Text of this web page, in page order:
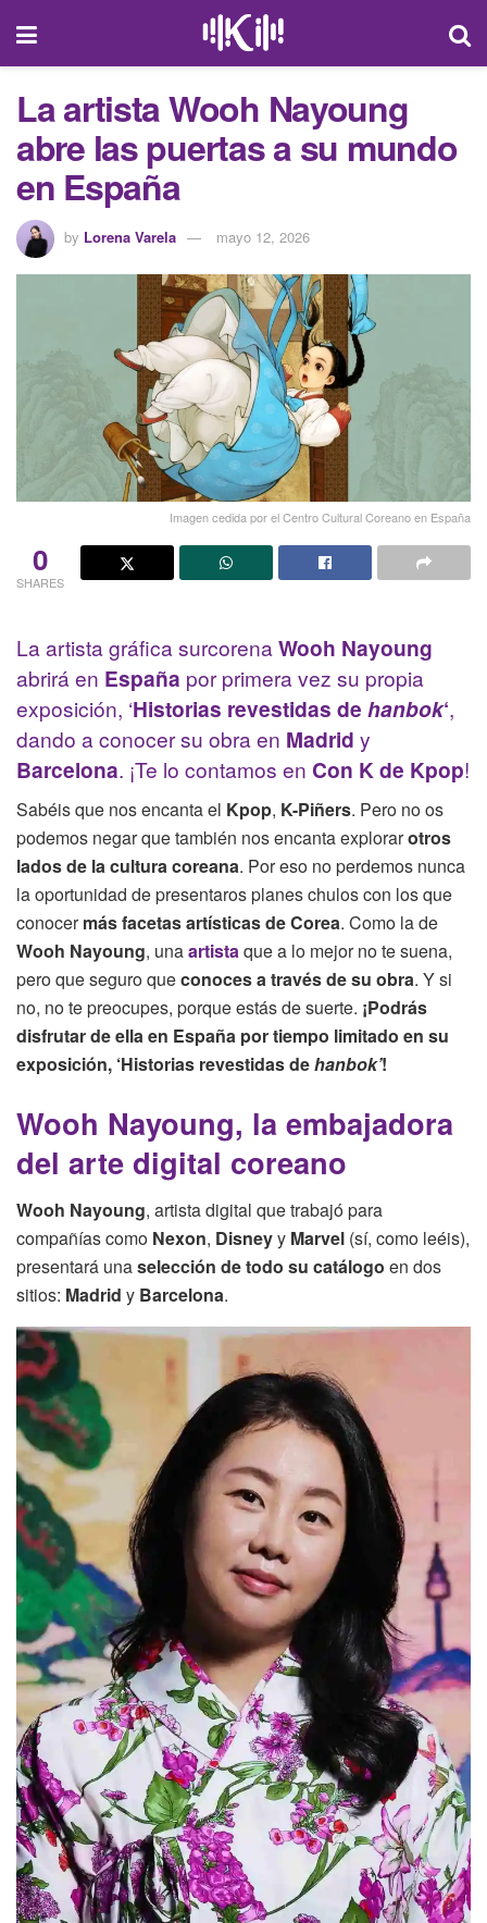
La artista Wooh Nayoung
abre las puertas a su mundo
en España
by Lorena Varela mayo 12, 2026
Imagen cedida por el Centro Cultural Coreano en España
0
SHARES
La artista gráfica surcorenaWooh Nayoung
abrirá en España por primera vez su propia
exposición, ‘Historias revestidas de hanbok‘,
dando a conocer su obra en Madrid y
Barcelona. ¡Te lo contamos en Con K de Kpop!
Sabéis que nos encanta el Kpop, K-Piñers. Pero no os
podemos negar que también nos encanta explorarotros
lados de la cultura coreana. Por eso no perdemos nunca
la oportunidad de presentaros planes chulos con los que
conocermás facetas artísticas de Corea. Como la de
Wooh Nayoung, unaartistaque a lo mejor no te suena,
pero que seguro queconoces a través de su obra. Y si
no, no te preocupes, porque estás de suerte. ¡Podrás
disfrutar de ella en España por tiempo limitado en su
exposición, ‘Historias revestidas dehanbok’!
Wooh Nayoung, la embajadora
del arte digital coreano
Wooh Nayoung, artista digital que trabajó para
compañías como Nexon, Disneyy Marvel (sí, como leéis),
presentará unaselección de todo su catálogo en dos
sitios: Madrid y Barcelona.